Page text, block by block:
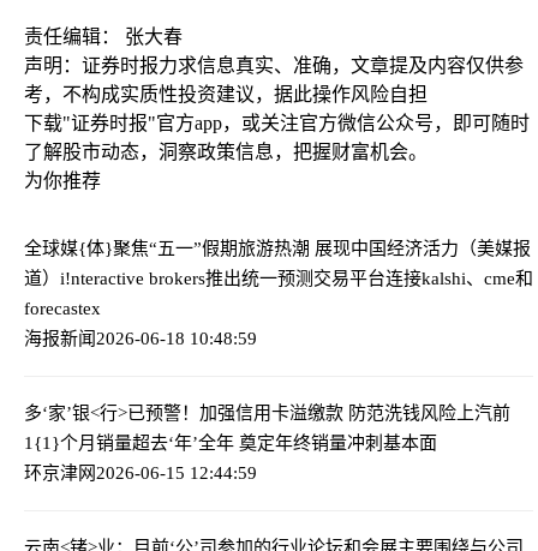
责任编辑： 张大春
声明：证券时报力求信息真实、准确，文章提及内容仅供参
考，不构成实质性投资建议，据此操作风险自担
下载"证券时报"官方app，或关注官方微信公众号，即可随时
了解股市动态，洞察政策信息，把握财富机会。
为你推荐
全球媒{体}聚焦“五一”假期旅游热潮 展现中国经济活力（美媒报
道） i!nteractive brokers推出统一预测交易平台连接kalshi、cme和
forecastex
海报新闻2026-06-18 10:48:59
多‘家’银<行>已预警！加强信用卡溢缴款 防范洗钱风险 上汽前
1{1}个月销量超去‘年’全年 奠定年终销量冲刺基本面
环京津网2026-06-15 12:44:59
云南<锗>业：目前‘公’司参加的行业论坛和会展主要围绕与公司